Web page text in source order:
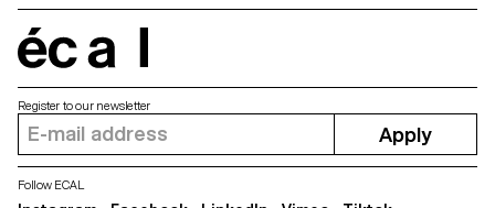
Register to our newsletter
Apply
Follow ECAL